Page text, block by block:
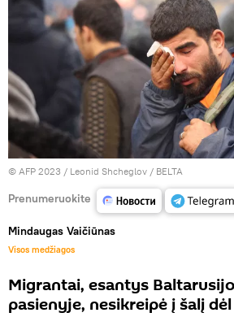
© AFP 2023 / Leonid Shcheglov / BELTA
Prenumeruokite
Mindaugas Vaičiūnas
Visos medžiagos
Migrantai, esantys
pasienyje, nesikreipė į šalį